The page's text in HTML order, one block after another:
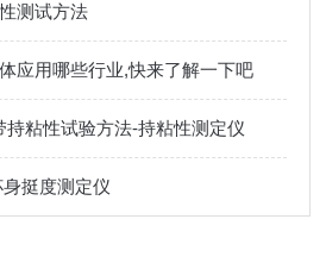
测试方法
应用哪些行业,快来了解一下吧
持粘性试验方法-持粘性测定仪
挺度测定仪